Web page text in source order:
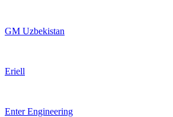
GM Uzbekistan
Eriell
Enter Engineering